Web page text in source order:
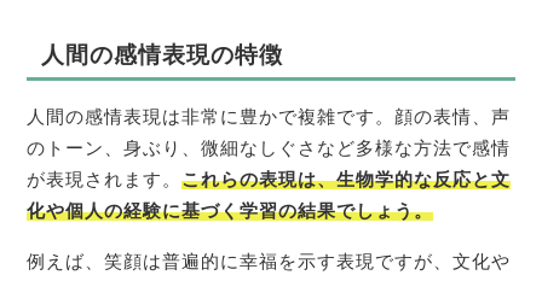
人間の感情表現の特徴
人間の感情表現は非常に豊かで複雑です。顔の表情、声
のトーン、身ぶり、微細なしぐさなど多様な方法で感情
が表現されます。これらの表現は、生物学的な反応と文
化や個人の経験に基づく学習の結果でしょう。
例えば、笑顔は普遍的に幸福を示す表現ですが、文化や